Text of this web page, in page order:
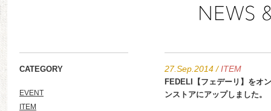
27.Sep.2014 / ITEM
FEDELI【フェデーリ】をオ
ンストアにアップしました。
CATEGORY
EVENT
ITEM